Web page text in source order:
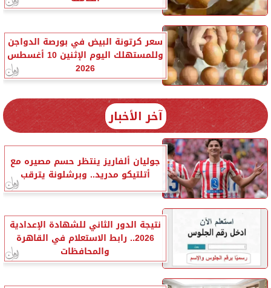
سعر كرتونة البيض في بورصة الدواجن
وللمستهلك اليوم الإثنين 10 أغسطس
2026
آخر الأخبار
جوليان ألفاريز ينتظر حسم مصيره مع
أتلتيكو مدريد.. وبرشلونة يترقب
نتيجة الدور الثاني للشهادة الإعدادية
2026.. رابط الاستعلام في القاهرة
والمحافظات